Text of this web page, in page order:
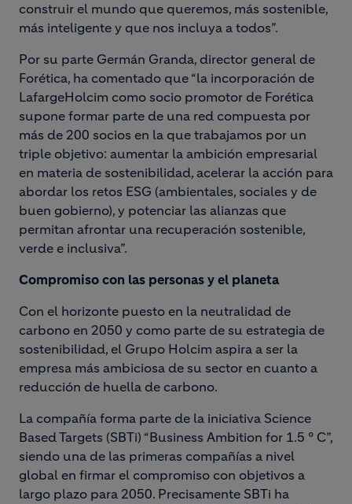
construir el mundo que queremos, más sostenible,
más inteligente y que nos incluya a todos”.
Por su parte Germán Granda, director general de
Forética, ha comentado que “la incorporación de
LafargeHolcim como socio promotor de Forética
supone formar parte de una red compuesta por
más de 200 socios en la que trabajamos por un
triple objetivo: aumentar la ambición empresarial
en materia de sostenibilidad, acelerar la acción para
abordar los retos ESG (ambientales, sociales y de
buen gobierno), y potenciar las alianzas que
permitan afrontar una recuperación sostenible,
verde e inclusiva”.
Compromiso con las personas y el planeta
Con el horizonte puesto en la neutralidad de
carbono en 2050 y como parte de su estrategia de
sostenibilidad, el Grupo Holcim aspira a ser la
empresa más ambiciosa de su sector en cuanto a
reducción de huella de carbono.
La compañía forma parte de la iniciativa Science
Based Targets (SBTi) “Business Ambition for 1.5 ° C”,
siendo una de las primeras compañías a nivel
global en firmar el compromiso con objetivos a
largo plazo para 2050. Precisamente SBTi ha